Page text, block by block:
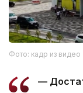
Фото: кадр из видео
—